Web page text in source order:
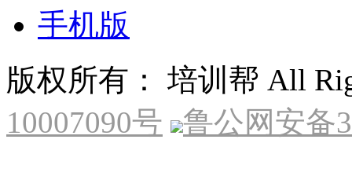
手机版
版权所有： 培训帮 All
10007090号
鲁公网安备